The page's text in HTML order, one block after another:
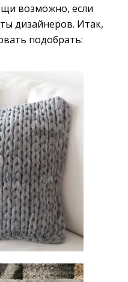
возможно, если
дизайнеров. Итак,
подобрать: